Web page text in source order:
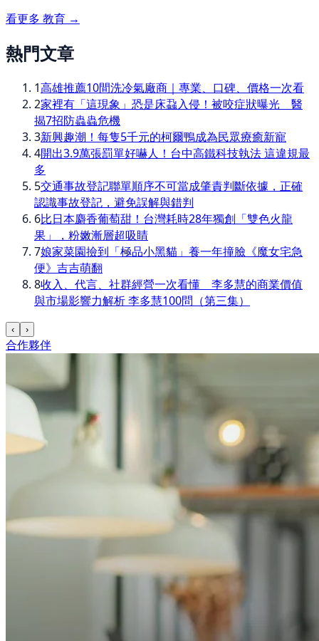
看更多 教育 →
熱門文章
1高雄推薦10間洗冷氣廠商｜專業、口碑、價格一次看
2家裡有「這現象」恐是床蝨入侵！被咬症狀曝光 醫
揭7招防蟲蟲危機
3新興趣潮！每隻5千元的柯爾鴨成為民眾療癒新寵
4開出3.9萬張罰單好嚇人！台中高鐵科技執法 這違規最
多
5交通事故登記聯單順序不可當成肇責判斷依據，正確
認識事故登記，避免誤解與錯判
6比日本麝香葡萄甜！台灣耗時28年獨創「雙色火龍
果」，粉嫩漸層超吸睛
7娘家菜園撿到「極品小黑貓」養一年撞臉《魔女宅急
便》吉吉萌翻
8收入、代言、社群經營一次看懂 李多慧的商業價值
與市場影響力解析 李多慧100問（第三集）
‹ ›
合作夥伴